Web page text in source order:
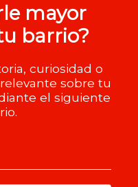
mayor
barrio?
curiosidad o
sobre tu
el siguiente